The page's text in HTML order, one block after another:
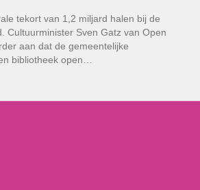
tekort van 1,2 miljard halen bij de
Cultuurminister Sven Gatz van Open
aan dat de gemeentelijke
bibliotheek open…